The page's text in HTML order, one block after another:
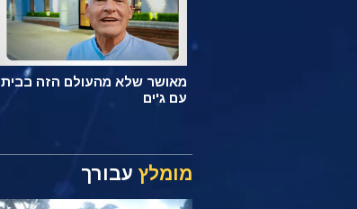
מאושר שלא מהעולם הזה בבית
עם ג'ים
מומלץעבורך